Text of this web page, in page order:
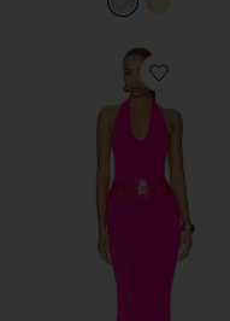
Favorite